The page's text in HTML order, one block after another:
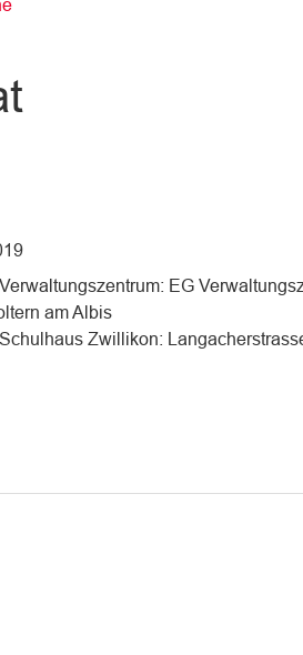
(ausgewählt)
EG
am Albis
Zwillikon: